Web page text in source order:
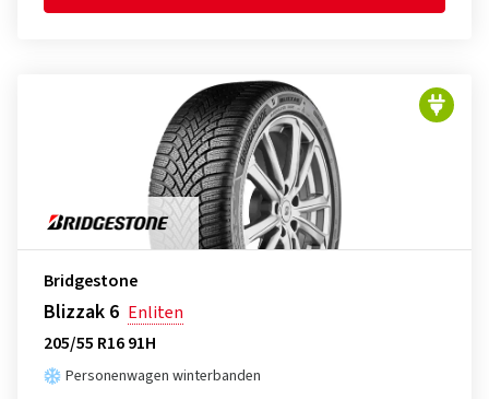
Bridgestone
Blizzak 6 Enliten
205/55 R16 91H
Personenwagen winterbanden